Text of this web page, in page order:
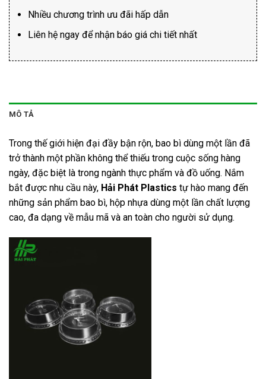
Nhiều chương trình ưu đãi hấp dẫn
Liên hệ ngay để nhận báo giá chi tiết nhất
MÔ TẢ
Trong thế giới hiện đại đầy bận rộn, bao bì dùng một lần đã
trở thành một phần không thể thiếu trong cuộc sống hàng
ngày, đặc biệt là trong ngành thực phẩm và đồ uống. Nắm
bắt được nhu cầu này, Hải Phát Plastics tự hào mang đến
những sản phẩm bao bì, hộp nhựa dùng một lần chất lượng
cao, đa dạng về mẫu mã và an toàn cho người sử dụng.